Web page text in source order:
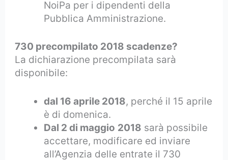
NoiPa per i dipendenti della
Pubblica Amministrazione.
730 precompilato 2018 scadenze?
La dichiarazione precompilata sarà
disponibile:
dal 16 aprile 2018, perché il 15 aprile
è di domenica.
Dal 2 di maggio 2018 sarà possibile
accettare, modificare ed inviare
all’Agenzia delle entrate il 730